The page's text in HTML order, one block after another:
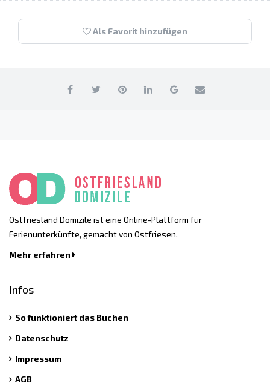
Als Favorit hinzufügen
Ostfriesland Domizile ist eine Online-Plattform für
Ferienunterkünfte, gemacht von Ostfriesen.
Mehr erfahren
Infos
So funktioniert das Buchen
Datenschutz
Impressum
AGB